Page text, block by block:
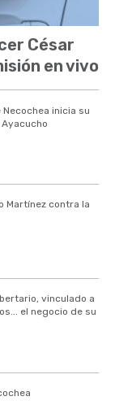
César
en vivo
Necochea inicia su
Martínez contra la
vinculado a
el negocio de su